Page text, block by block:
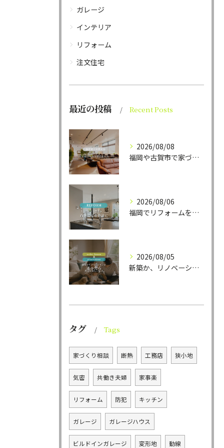
ガレージ
インテリア
リフォーム
注文住宅
最近の投稿 Recent Posts
2026/08/08
福岡や古賀市で家づくりをされている方から、そんなご相談をよく...
2026/08/06
福岡でリフォームをお考えの方、必見。
2026/08/05
新築か、リノベーションか。
タグ Tags
家づくり相談 断熱 工務店 狭小地
気密 共働き夫婦 家事楽
リフォーム 防犯 キッチン
ガレージ ガレージハウス
ビルドインガレージ 変形地 動線